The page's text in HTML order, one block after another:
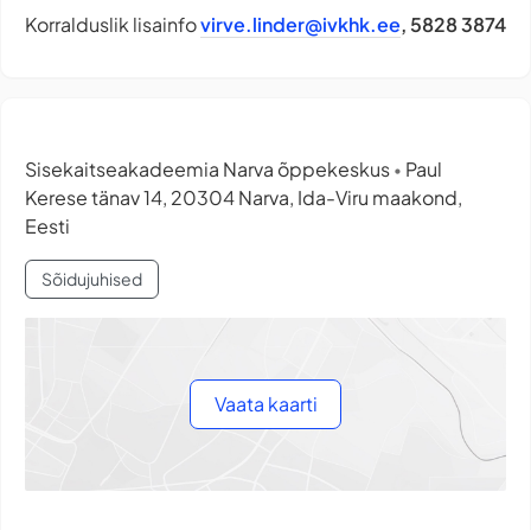
Korralduslik lisainfovirve.linder@ivkhk.ee, 5828 3874
Sisekaitseakadeemia Narva õppekeskus • Paul
Kerese tänav 14, 20304 Narva, Ida-Viru maakond,
Eesti
Sõidujuhised
Vaata kaarti